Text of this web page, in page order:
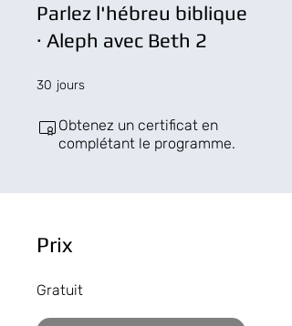
Parlez l'hébreu biblique
· Aleph avec Beth 2
30 jours
Obtenez un certificat en
complétant le programme.
Prix
Gratuit